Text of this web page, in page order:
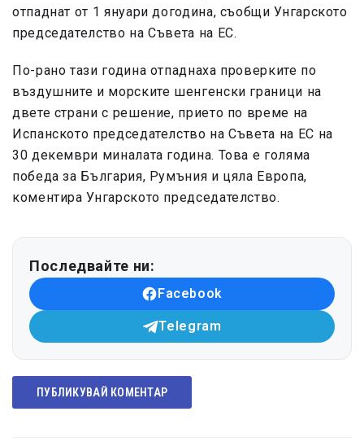
отпаднат от 1 януари догодина, съобщи Унгарското
председателство на Съвета на ЕС.
По-рано тази година отпаднаха проверките по
въздушните и морските шенгенски граници на
двете страни с решение, прието по време на
Испанското председателство на Съвета на ЕС на
30 декември миналата година. Това е голяма
победа за България, Румъния и цяла Европа,
коментира Унгарското председателство.
Последвайте ни:
Facebook
Telegram
ПУБЛИКУВАЙ КОМЕНТАР